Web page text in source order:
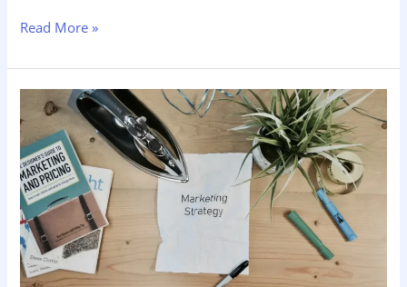
Jasa
Marketing
Sidoarjo:
Solusi
Tepat
untuk
Kembangkan
Bisnis
Lokal
Anda
Read More »